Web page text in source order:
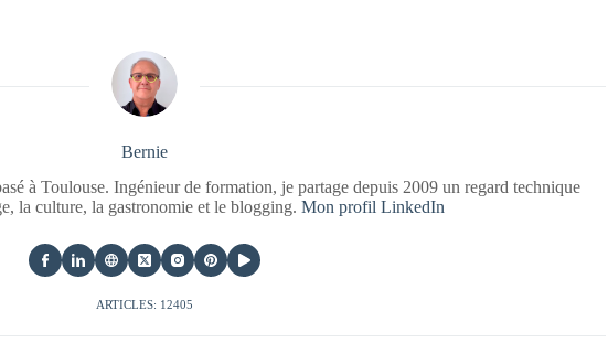
Bernie
à Toulouse. Ingénieur de formation, je partage depuis 2009 un regard technique
la culture, la gastronomie et le blogging.Mon profil LinkedIn
ARTICLES: 12405